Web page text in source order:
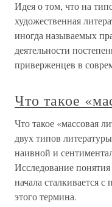
Идея о том, что на
художественная
иногда называемых
деятельности
приверженцев в
Что такое
Что такое «массовая
двух типов
наивной и
Исследование понятия
начала сталкивается
этого термина.